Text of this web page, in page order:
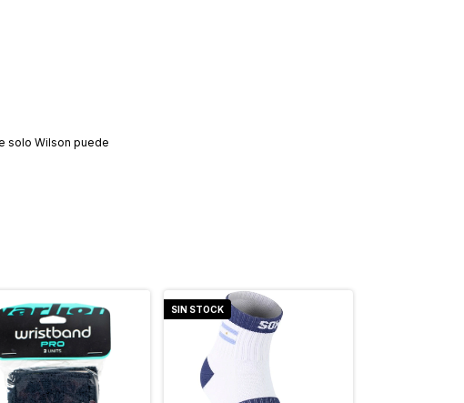
solo Wilson puede
SIN STOCK